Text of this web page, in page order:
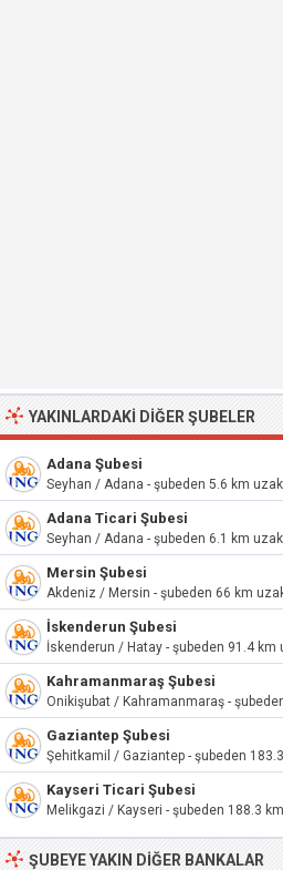
YAKINLARDAKI DIĞER ŞUBELER
Adana Şubesi
Seyhan / Adana - şubeden 5.6 km
Adana Ticari Şubesi
Seyhan / Adana - şubeden 6.1 km
Mersin Şubesi
Akdeniz / Mersin - şubeden 66 km
İskenderun Şubesi
İskenderun / Hatay - şubeden 91.4 km
Kahramanmaraş Şubesi
Onikişubat / Kahramanmaraş -
Gaziantep Şubesi
Şehitkamil / Gaziantep - şubeden
Kayseri Ticari Şubesi
Melikgazi / Kayseri - şubeden 188.3
ŞUBEYE YAKIN DIĞER BANKALAR